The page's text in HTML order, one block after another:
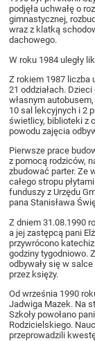
podjęła uchwałę o
gimnastycznej,
wraz z klatką
dachowego.
W roku 1984 uległy
Z rokiem 1987 liczba
21 oddziałach.
własnym
10 sal lekcyjnych i 2
świetlicy, biblioteki z
powodu zajęcia
Pierwsze prace
z pomocą rodziców,
zbudować parter. Ze
całego stropu
funduszy z Urzędu
pana Stanisława
Z dniem 31.08.1990
a jej zastępcą pani
przywrócono
godziny tygodniowo.
odbywały się w
przez księży.
Od września 1990
Jadwiga Mazek. Na
Szkoły powołano
Rodzicielskiego.
przeprowadzili